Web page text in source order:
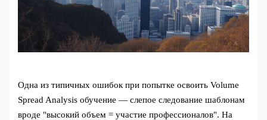
Одна из типичных ошибок при попытке освоить Volume
Spread Analysis обучение — слепое следование шаблонам
вроде "высокий объем = участие профессионалов". На